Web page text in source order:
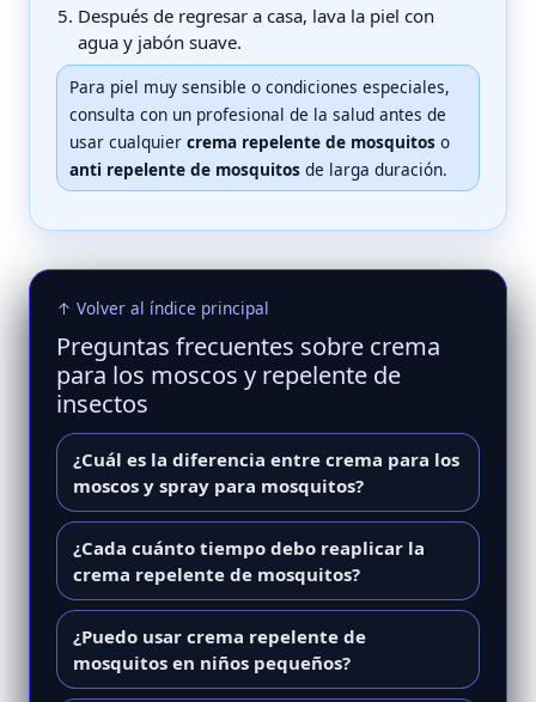
Después de regresar a casa, lava la piel con
agua y jabón suave.
Para piel muy sensible o condiciones especiales,
consulta con un profesional de la salud antes de
usar cualquier crema repelente de mosquitoso
anti repelente de mosquitosde larga duración.
↑ Volver al índice principal
Preguntas frecuentes sobre crema
para los moscos y repelente de
insectos
¿Cuál es la diferencia entre crema para los
moscos y spray para mosquitos?
¿Cada cuánto tiempo debo reaplicar la
crema repelente de mosquitos?
¿Puedo usar crema repelente de
mosquitos en niños pequeños?